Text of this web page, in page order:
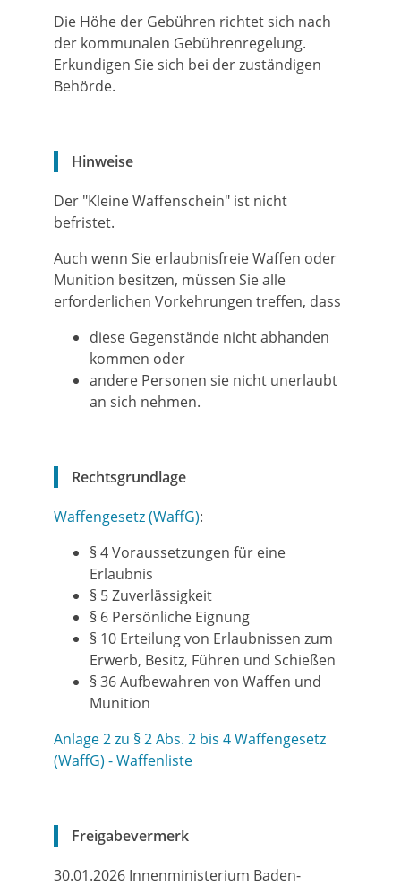
Die Höhe der Gebühren richtet sich nach
der kommunalen Gebührenregelung.
Erkundigen Sie sich bei der zuständigen
Behörde.
Hinweise
Der "Kleine Waffenschein" ist nicht
befristet.
Auch wenn Sie erlaubnisfreie Waffen oder
Munition besitzen, müssen Sie alle
erforderlichen Vorkehrungen treffen, dass
diese Gegenstände nicht abhanden
kommen oder
andere Personen sie nicht unerlaubt
an sich nehmen.
Rechtsgrundlage
Waffengesetz (WaffG):
§ 4Voraussetzungen für eine
Erlaubnis
§ 5Zuverlässigkeit
§ 6 Persönliche Eignung
§ 10 Erteilung von Erlaubnissen zum
Erwerb, Besitz, Führen und Schießen
§ 36Aufbewahren von Waffen und
Munition
Anlage 2 zu § 2 Abs. 2 bis 4 Waffengesetz
(WaffG) - Waffenliste
Freigabevermerk
30.01.2026 Innenministerium Baden-